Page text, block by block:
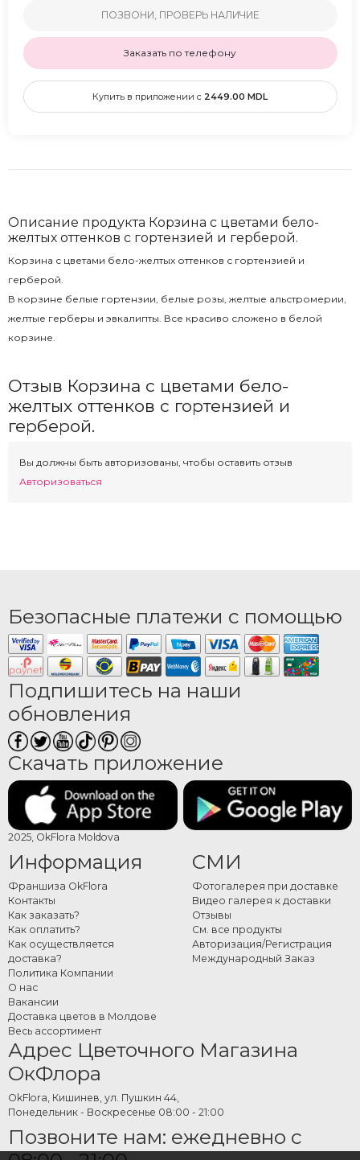
ПОЗВОНИ, ПРОВЕРЬ НАЛИЧИЕ
Заказать по телефону
Купить в приложении с 2449.00 MDL
Описание продукта Корзина с цветами бело-
желтых оттенков с гортензией и герберой.
Корзина с цветами бело-желтых оттенков с гортензией и
герберой.
В корзине белые гортензии, белые розы, желтые альстромерии,
желтые герберы и эвкалипты. Все красиво сложено в белой
корзине.
Отзыв Корзина с цветами бело-
желтых оттенков с гортензией и
герберой.
Вы должны быть авторизованы, чтобы оставить отзыв
Авторизоваться
Безопасные платежи с помощью
Подпишитесь на наши
обновления
Скачать приложение
2025, OkFlora Moldova
Информация
Франшиза OkFlora
Контакты
Как заказать?
Как оплатить?
Как осуществляется
доставка?
Политика Компании
О нас
Вакансии
Доставка цветов в Молдове
Весь ассортимент
СМИ
Фотогалерея при доставке
Видео галерея к доставки
Отзывы
См. все продукты
Авторизация/Регистрация
Международный Заказ
Адрес Цветочного Магазина
ОкФлора
OkFlora, Кишинев, ул. Пушкин 44,
Понедельник - Воскресенье 08:00 - 21:00
Позвоните нам: ежедневно с